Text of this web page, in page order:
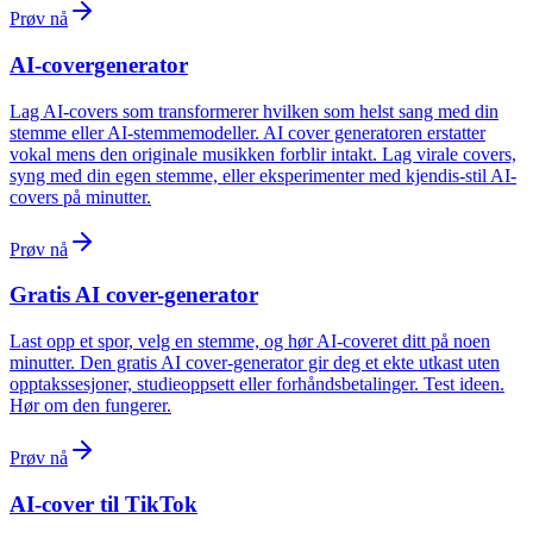
Prøv nå
AI-covergenerator
Lag AI-covers som transformerer hvilken som helst sang med din
stemme eller AI-stemmemodeller. AI cover generatoren erstatter
vokal mens den originale musikken forblir intakt. Lag virale covers,
syng med din egen stemme, eller eksperimenter med kjendis-stil AI-
covers på minutter.
Prøv nå
Gratis AI cover-generator
Last opp et spor, velg en stemme, og hør AI-coveret ditt på noen
minutter. Den gratis AI cover-generator gir deg et ekte utkast uten
opptakssesjoner, studieoppsett eller forhåndsbetalinger. Test ideen.
Hør om den fungerer.
Prøv nå
AI-cover til TikTok